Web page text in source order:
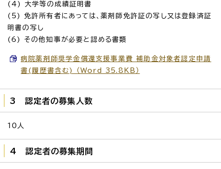
(4) 大学等の成績証明書
(5) 免許所有者にあっては、薬剤師免許証の写し又は登録済証
明書の写し
(6) その他知事が必要と認める書類
病院薬剤師奨学金償還支援事業費 補助金対象者認定申請
書(履歴書含む) （Word 35.8KB）
3 認定者の募集人数
10人
4 認定者の募集期間